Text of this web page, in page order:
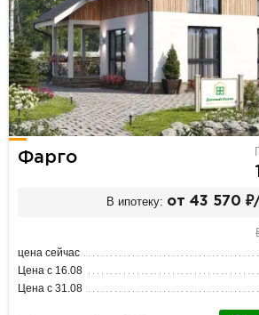
Фарго
В ипотеку: от 43 570
цена сейчас
Цена с 16.08
Цена с 31.08